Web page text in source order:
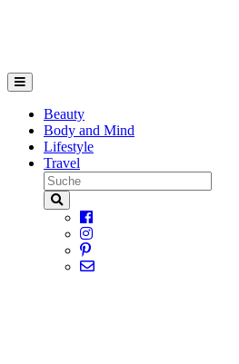
Beauty
Body and Mind
Lifestyle
Travel